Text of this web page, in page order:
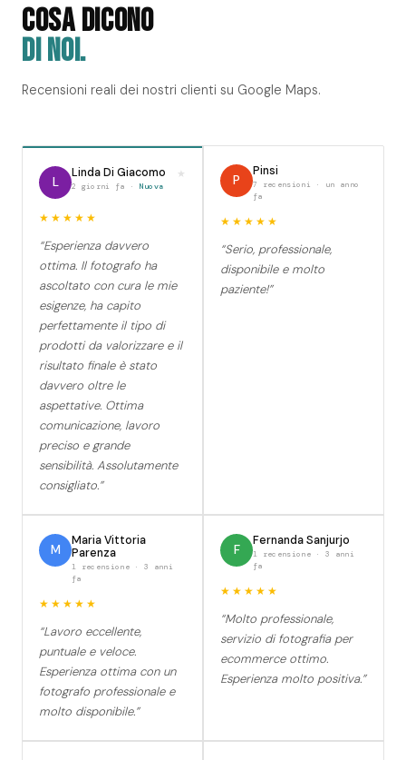
COSA DICONO
DI NOI.
Recensioni reali dei nostri clienti su Google Maps.
L
Linda Di Giacomo
2 giorni fa · Nuova
★
★★★★★
“Esperienza davvero
ottima. Il fotografo ha
ascoltato con cura le mie
esigenze, ha capito
perfettamente il tipo di
prodotti da valorizzare e il
risultato finale è stato
davvero oltre le
aspettative. Ottima
comunicazione, lavoro
preciso e grande
sensibilità. Assolutamente
consigliato.”
P
Pinsi
7 recensioni · un anno
fa
★★★★★
“Serio, professionale,
disponibile e molto
paziente!”
M
Maria Vittoria
Parenza
1 recensione · 3 anni
fa
★★★★★
“Lavoro eccellente,
puntuale e veloce.
Esperienza ottima con un
fotografo professionale e
molto disponibile.”
F
Fernanda Sanjurjo
1 recensione · 3 anni
fa
★★★★★
“Molto professionale,
servizio di fotografia per
ecommerce ottimo.
Esperienza molto positiva.”